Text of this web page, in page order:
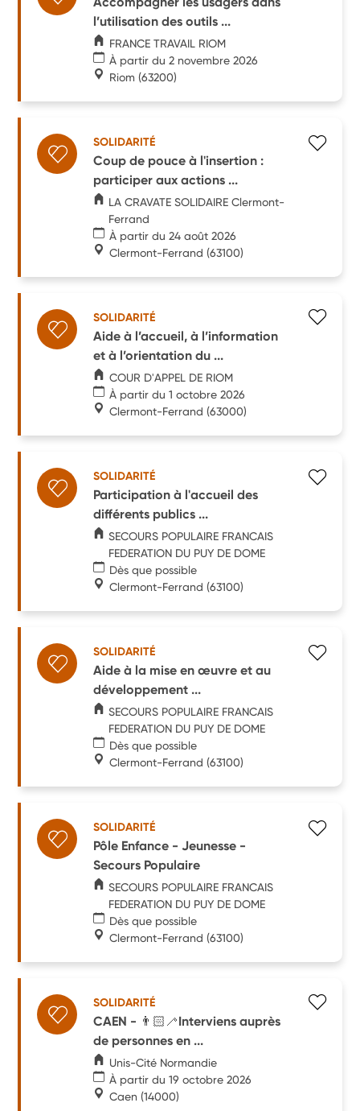
l’utilisation des outils ...
FRANCE TRAVAIL RIOM
À partir du 2 novembre 2026
Riom (63200)
SOLIDARITÉ
Coup de pouce à l'insertion :
participer aux actions ...
LA CRAVATE SOLIDAIRE Clermont-
Ferrand
À partir du 24 août 2026
Clermont-Ferrand (63100)
SOLIDARITÉ
Aide à l’accueil, à l’information
et à l’orientation du ...
COUR D'APPEL DE RIOM
À partir du 1 octobre 2026
Clermont-Ferrand (63000)
SOLIDARITÉ
Participation à l'accueil des
différents publics ...
SECOURS POPULAIRE FRANCAIS
FEDERATION DU PUY DE DOME
Dès que possible
Clermont-Ferrand (63100)
SOLIDARITÉ
Aide à la mise en œuvre et au
développement ...
SECOURS POPULAIRE FRANCAIS
FEDERATION DU PUY DE DOME
Dès que possible
Clermont-Ferrand (63100)
SOLIDARITÉ
Pôle Enfance - Jeunesse -
Secours Populaire
SECOURS POPULAIRE FRANCAIS
FEDERATION DU PUY DE DOME
Dès que possible
Clermont-Ferrand (63100)
SOLIDARITÉ
CAEN - 👨🏻‍🦯Interviens auprès
de personnes en ...
Unis-Cité Normandie
À partir du 19 octobre 2026
Caen (14000)